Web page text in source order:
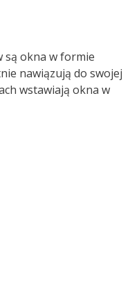
są okna w formie
nawiązują do swojej
wstawiają okna w